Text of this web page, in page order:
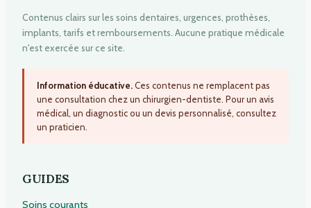
Contenus clairs sur les soins dentaires, urgences, prothèses,
implants, tarifs et remboursements. Aucune pratique médicale
n'est exercée sur ce site.
Information éducative.Ces contenus ne remplacent pas
une consultation chez un chirurgien-dentiste. Pour un avis
médical, un diagnostic ou un devis personnalisé, consultez
un praticien.
GUIDES
Soins courants